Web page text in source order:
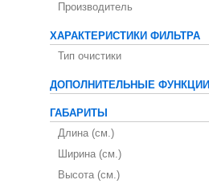
Производитель
ХАРАКТЕРИСТИКИ ФИЛЬТРА
Тип очистики
ДОПОЛНИТЕЛЬНЫЕ ФУНКЦИИ
ГАБАРИТЫ
Длина (см.)
Ширина (см.)
Высота (см.)